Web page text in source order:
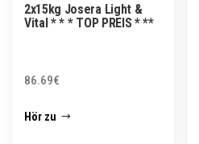
2x15kg Josera Light &
Vital * * * TOP PREIS * **
86.69€
Hör zu